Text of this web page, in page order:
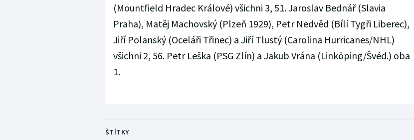
(Mountfield Hradec Králové) všichni 3, 51. Jaroslav Bednář (Slavia
Praha), Matěj Machovský (Plzeň 1929), Petr Nedvěd (Bílí Tygři Liberec),
Jiří Polanský (Oceláři Třinec) a Jiří Tlustý (Carolina Hurricanes/NHL)
všichni 2, 56. Petr Leška (PSG Zlín) a Jakub Vrána (Linköping/Švéd.) oba
1.
ŠTÍTKY